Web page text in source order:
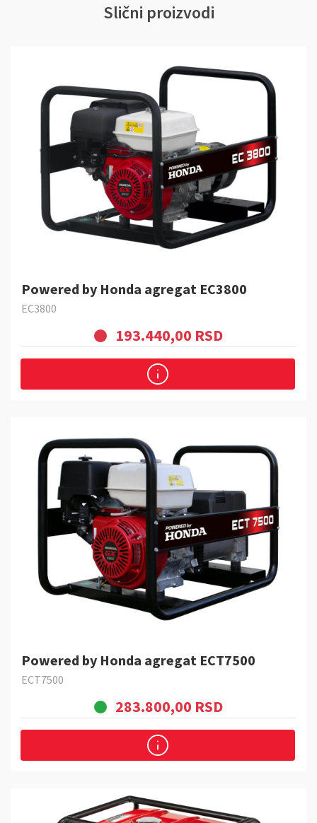
Slični proizvodi
Powered by Honda agregat EC3800
EC3800
193.440,00 RSD
Powered by Honda agregat ECT7500
ECT7500
283.800,00 RSD